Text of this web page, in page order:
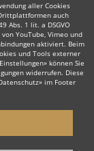
aller Cookies
auch
Abs. 1 lit. a DSGVO
YouTube, Vimeo und
aktiviert. Beim
und Tools externer
können Sie
widerrufen. Diese
im Footer